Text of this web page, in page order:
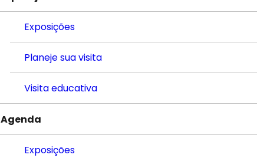
Exposições
Planeje sua visita
Visita educativa
Agenda
Exposições